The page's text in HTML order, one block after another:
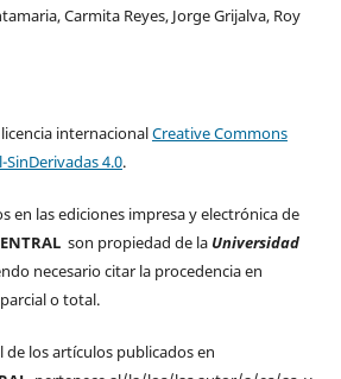
Carmita Reyes, Jorge Grijalva, Roy
internacionalCreative Commons
4.0.
en las ediciones impresa y electrónica de
son propiedad de la Universidad
necesario citar la procedencia en
o total.
los artículos publicados en